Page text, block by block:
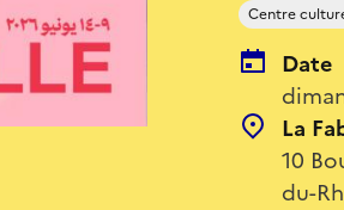
Centre
Date
La
10
du-